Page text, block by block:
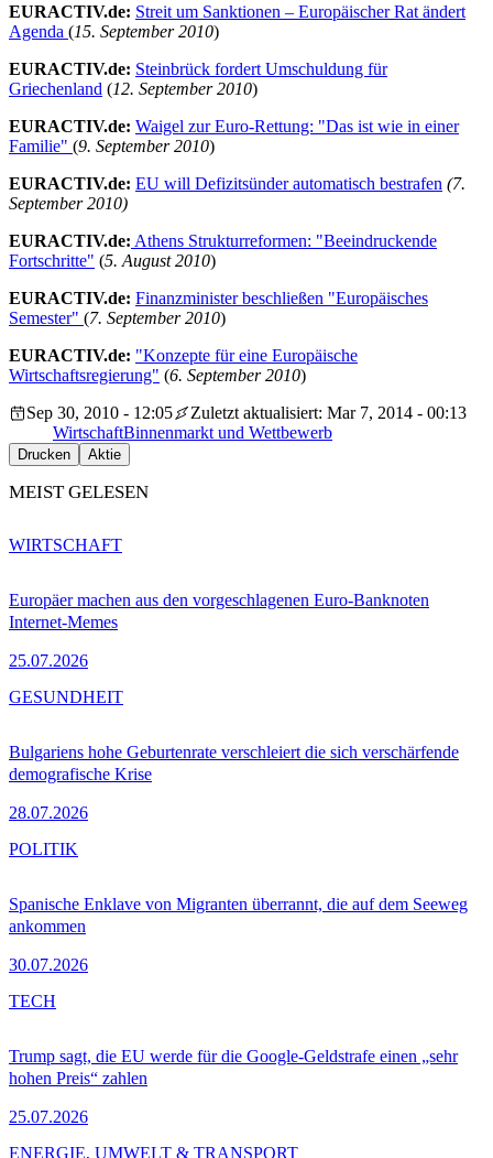
EURACTIV.de: Streit um Sanktionen – Europäischer Rat ändert
Agenda (15. September 2010)
EURACTIV.de: Steinbrück fordert Umschuldung für
Griechenland (12. September 2010)
EURACTIV.de: Waigel zur Euro-Rettung: "Das ist wie in einer
Familie" (9. September 2010)
EURACTIV.de: EU will Defizitsünder automatisch bestrafen (7.
September 2010)
EURACTIV.de: Athens Strukturreformen: "Beeindruckende
Fortschritte" (5. August 2010)
EURACTIV.de: Finanzminister beschließen "Europäisches
Semester" (7. September 2010)
EURACTIV.de: "Konzepte für eine Europäische
Wirtschaftsregierung" (6. September 2010)
Sep 30, 2010 - 12:05
Zuletzt aktualisiert: Mar 7, 2014 - 00:13
WirtschaftBinnenmarkt und Wettbewerb
Drucken Aktie
MEIST GELESEN
Europäer machen aus den vorgeschlagenen Euro-Banknoten
Internet-Memes
25.07.2026
WIRTSCHAFT
Bulgariens hohe Geburtenrate verschleiert die sich verschärfende
demografische Krise
28.07.2026
GESUNDHEIT
Spanische Enklave von Migranten überrannt, die auf dem Seeweg
ankommen
30.07.2026
POLITIK
Trump sagt, die EU werde für die Google-Geldstrafe einen „sehr
hohen Preis“ zahlen
25.07.2026
TECH
ENERGIE, UMWELT & TRANSPORT